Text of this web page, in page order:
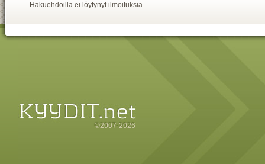
Hakuehdoilla ei löytynyt ilmoituksia.
©2007-2026